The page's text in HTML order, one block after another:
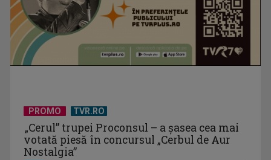
PROMO TVR.RO
„Cerul” trupei Proconsul – a şasea cea mai
votată piesă în concursul „Cerbul de Aur
Nostalgia”